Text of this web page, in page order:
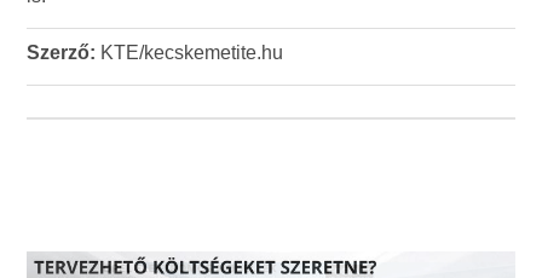
Szerző: KTE/kecskemetite.hu